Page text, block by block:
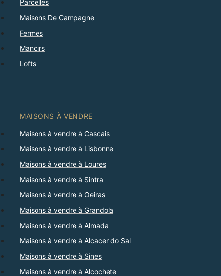
Parcelles
Maisons De Campagne
Fermes
Manoirs
Lofts
MAISONS À VENDRE
Maisons à vendre à Cascais
Maisons à vendre à Lisbonne
Maisons à vendre à Loures
Maisons à vendre à Sintra
Maisons à vendre à Oeiras
Maisons à vendre à Grandola
Maisons à vendre à Almada
Maisons à vendre à Alcacer do Sal
Maisons à vendre à Sines
Maisons à vendre à Alcochete